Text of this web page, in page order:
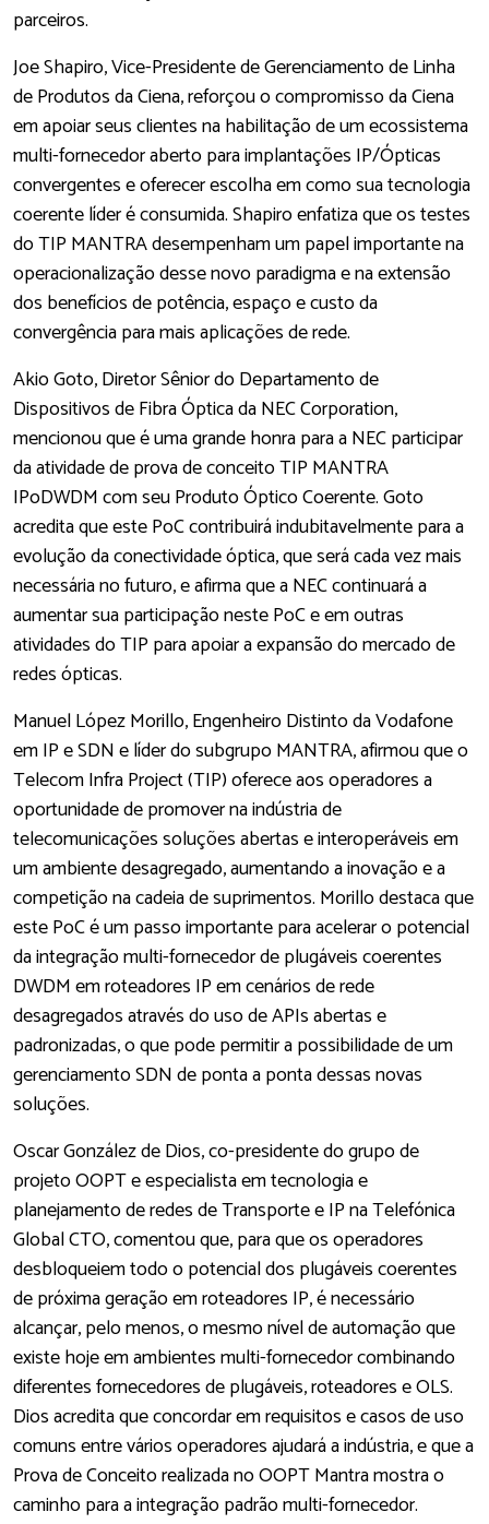
parceiros.
Joe Shapiro, Vice-Presidente de Gerenciamento de Linha
de Produtos da Ciena, reforçou o compromisso da Ciena
em apoiar seus clientes na habilitação de um ecossistema
multi-fornecedor aberto para implantações IP/Ópticas
convergentes e oferecer escolha em como sua tecnologia
coerente líder é consumida. Shapiro enfatiza que os testes
do TIP MANTRA desempenham um papel importante na
operacionalização desse novo paradigma e na extensão
dos benefícios de potência, espaço e custo da
convergência para mais aplicações de rede.
Akio Goto, Diretor Sênior do Departamento de
Dispositivos de Fibra Óptica da NEC Corporation,
mencionou que é uma grande honra para a NEC participar
da atividade de prova de conceito TIP MANTRA
IPoDWDM com seu Produto Óptico Coerente. Goto
acredita que este PoC contribuirá indubitavelmente para a
evolução da conectividade óptica, que será cada vez mais
necessária no futuro, e afirma que a NEC continuará a
aumentar sua participação neste PoC e em outras
atividades do TIP para apoiar a expansão do mercado de
redes ópticas.
Manuel López Morillo, Engenheiro Distinto da Vodafone
em IP e SDN e líder do subgrupo MANTRA, afirmou que o
Telecom Infra Project (TIP) oferece aos operadores a
oportunidade de promover na indústria de
telecomunicações soluções abertas e interoperáveis em
um ambiente desagregado, aumentando a inovação e a
competição na cadeia de suprimentos. Morillo destaca que
este PoC é um passo importante para acelerar o potencial
da integração multi-fornecedor de plugáveis coerentes
DWDM em roteadores IP em cenários de rede
desagregados através do uso de APIs abertas e
padronizadas, o que pode permitir a possibilidade de um
gerenciamento SDN de ponta a ponta dessas novas
soluções.
Oscar González de Dios, co-presidente do grupo de
projeto OOPT e especialista em tecnologia e
planejamento de redes de Transporte e IP na Telefónica
Global CTO, comentou que, para que os operadores
desbloqueiem todo o potencial dos plugáveis coerentes
de próxima geração em roteadores IP, é necessário
alcançar, pelo menos, o mesmo nível de automação que
existe hoje em ambientes multi-fornecedor combinando
diferentes fornecedores de plugáveis, roteadores e OLS.
Dios acredita que concordar em requisitos e casos de uso
comuns entre vários operadores ajudará a indústria, e que a
Prova de Conceito realizada no OOPT Mantra mostra o
caminho para a integração padrão multi-fornecedor.